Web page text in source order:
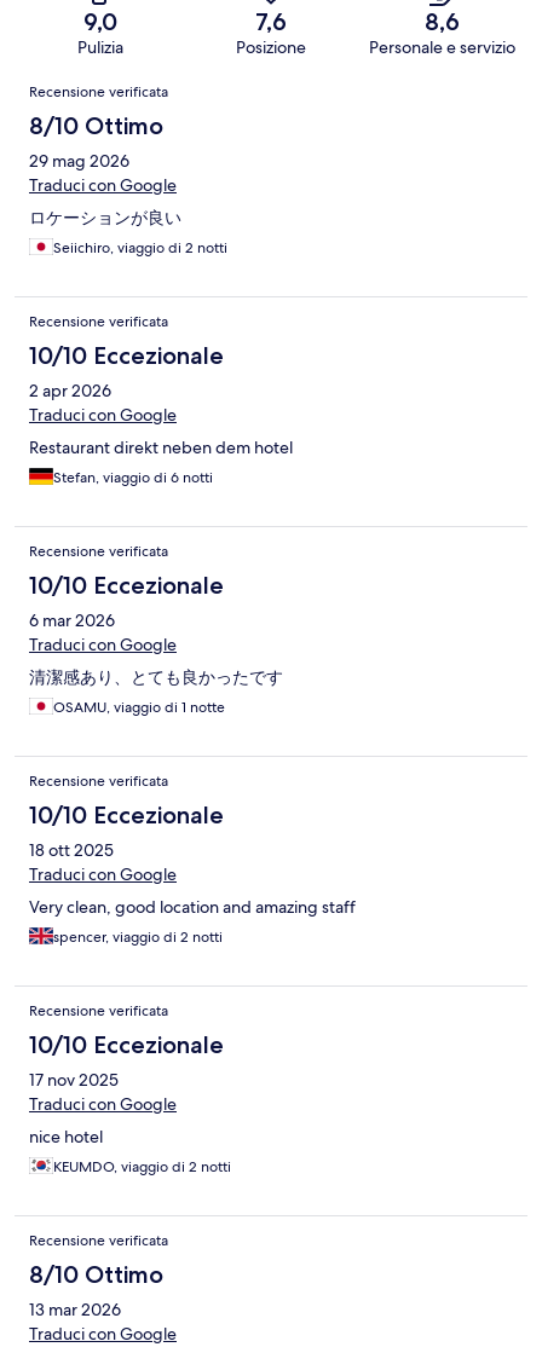
9,0
Pulizia
7,6
Posizione
8,6
Personale e servizio
Recensioni
Recensione verificata
8/10 Ottimo
29 mag 2026
Traduci con Google
ロケーションが良い
Seiichiro, viaggio di 2 notti
Recensione verificata
10/10 Eccezionale
2 apr 2026
Traduci con Google
Restaurant direkt neben dem hotel
Stefan, viaggio di 6 notti
Recensione verificata
10/10 Eccezionale
6 mar 2026
Traduci con Google
清潔感あり、とても良かったです
OSAMU, viaggio di 1 notte
Recensione verificata
10/10 Eccezionale
18 ott 2025
Traduci con Google
Very clean, good location and amazing staff
spencer, viaggio di 2 notti
Recensione verificata
10/10 Eccezionale
17 nov 2025
Traduci con Google
nice hotel
KEUMDO, viaggio di 2 notti
Recensione verificata
8/10 Ottimo
13 mar 2026
Traduci con Google